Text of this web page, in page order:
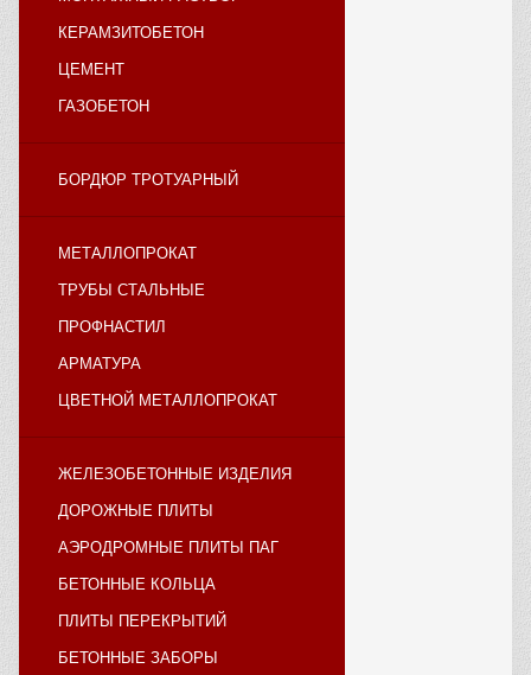
КЕРАМЗИТОБЕТОН
ЦЕМЕНТ
ГАЗОБЕТОН
БОРДЮР ТРОТУАРНЫЙ
МЕТАЛЛОПРОКАТ
ТРУБЫ СТАЛЬНЫЕ
ПРОФНАСТИЛ
АРМАТУРА
ЦВЕТНОЙ МЕТАЛЛОПРОКАТ
ЖЕЛЕЗОБЕТОННЫЕ ИЗДЕЛИЯ
ДОРОЖНЫЕ ПЛИТЫ
АЭРОДРОМНЫЕ ПЛИТЫ ПАГ
БЕТОННЫЕ КОЛЬЦА
ПЛИТЫ ПЕРЕКРЫТИЙ
БЕТОННЫЕ ЗАБОРЫ